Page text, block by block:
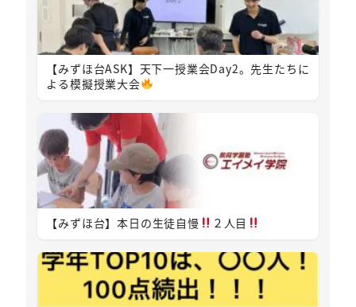
【みずほ台ASK】天下一授業会Day2。先生たちに
よる模擬授業大会
【みずほ台】本日の生徒自慢 ２人目